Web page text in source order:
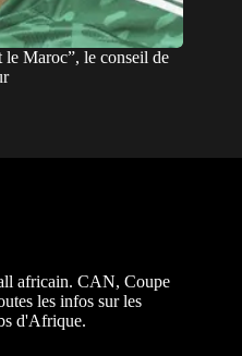
Maroc”, le conseil de
africain. CAN, Coupe
les infos sur les
d'Afrique.